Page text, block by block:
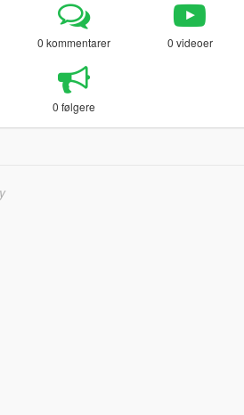
0 kommentarer 0 videoer
0 følgere